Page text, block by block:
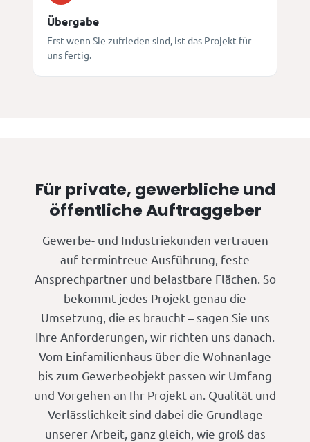
Übergabe
Erst wenn Sie zufrieden sind, ist das Projekt für
uns fertig.
Für private, gewerbliche und
öffentliche Auftraggeber
Gewerbe- und Industriekunden vertrauen
auf termintreue Ausführung, feste
Ansprechpartner und belastbare Flächen. So
bekommt jedes Projekt genau die
Umsetzung, die es braucht – sagen Sie uns
Ihre Anforderungen, wir richten uns danach.
Vom Einfamilienhaus über die Wohnanlage
bis zum Gewerbeobjekt passen wir Umfang
und Vorgehen an Ihr Projekt an. Qualität und
Verlässlichkeit sind dabei die Grundlage
unserer Arbeit, ganz gleich, wie groß das